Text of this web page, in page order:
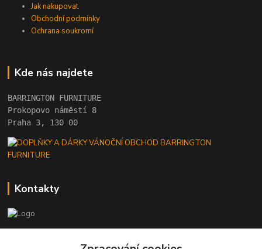
Jak nakupovat
Obchodní podmínky
Ochrana soukromí
Kde nás najdete
BARRINGTON FURNITURE
Prokopovo náměstí 8
Praha 3, 130 00
Kontakty